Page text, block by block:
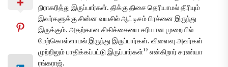
நிராகரித்து இருப்பார்கள். திக்கு திசை தெரியாமல் திரியும்
இவர்களுக்கு சின்ன வயசில் ஆட்டிசம் பிரச்னை இருந்து
இருக்கும். அதற்கான சிகிச்சையை சரியான முறையில்
மேற்கொள்ளாமல் இருந்து இருப்பார்கள். விளைவு அவர்கள்
முற்றிலும் பாதிக்கப்பட்டு இருப்பார்கள்’’ என்கிறார் சரண்யா
ரங்கராஜ்.